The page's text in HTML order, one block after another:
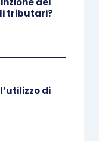
di ricorso
dei giudici di
delle
e di
2001;a tale
ISO 9001
tributari?
di